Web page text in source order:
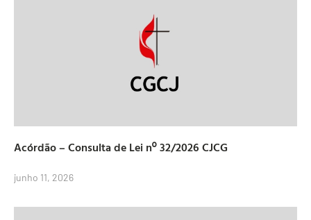
Acórdão – Consulta de Lei nº 32/2026 CJCG
junho 11, 2026